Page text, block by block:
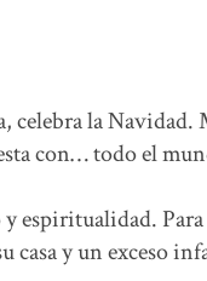
celebra la
con… todo el
espiritualidad.
casa y un exceso